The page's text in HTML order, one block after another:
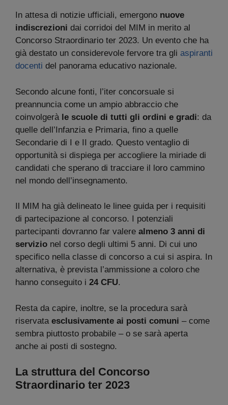
In attesa di notizie ufficiali, emergono nuove
indiscrezioni dai corridoi del MIM in merito al
Concorso Straordinario ter 2023. Un evento che ha
già destato un considerevole fervore tra gli aspiranti
docenti del panorama educativo nazionale.
Secondo alcune fonti, l’iter concorsuale si
preannuncia come un ampio abbraccio che
coinvolgerà le scuole di tutti gli ordini e gradi: da
quelle dell’Infanzia e Primaria, fino a quelle
Secondarie di I e II grado. Questo ventaglio di
opportunità si dispiega per accogliere la miriade di
candidati che sperano di tracciare il loro cammino
nel mondo dell’insegnamento.
Il MIM ha già delineato le linee guida per i requisiti
di partecipazione al concorso. I potenziali
partecipanti dovranno far valere almeno 3 anni di
servizio nel corso degli ultimi 5 anni. Di cui uno
specifico nella classe di concorso a cui si aspira. In
alternativa, è prevista l’ammissione a coloro che
hanno conseguito i 24 CFU.
Resta da capire, inoltre, se la procedura sarà
riservata esclusivamente ai posti comuni – come
sembra piuttosto probabile – o se sarà aperta
anche ai posti di sostegno.
La struttura del Concorso
Straordinario ter 2023